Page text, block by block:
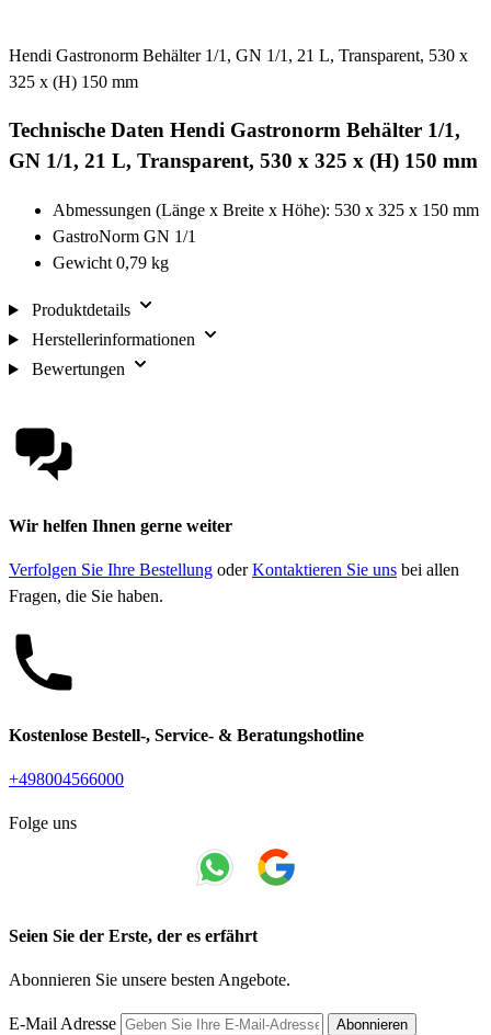
Hendi Gastronorm Behälter 1/1, GN 1/1, 21 L, Transparent, 530 x
325 x (H) 150 mm
Technische Daten Hendi Gastronorm Behälter 1/1,
GN 1/1, 21 L, Transparent, 530 x 325 x (H) 150 mm
Abmessungen (Länge x Breite x Höhe): 530 x 325 x 150 mm
GastroNorm GN 1/1
Gewicht 0,79 kg
Produktdetails
Herstellerinformationen
Bewertungen
Wir helfen Ihnen gerne weiter
Verfolgen Sie Ihre Bestellung oderKontaktieren Sie uns bei allen
Fragen, die Sie haben.
Kostenlose Bestell-, Service- & Beratungshotline
+498004566000
Folge uns
Seien Sie der Erste, der es erfährt
Abonnieren Sie unsere besten Angebote.
E-Mail Adresse Abonnieren